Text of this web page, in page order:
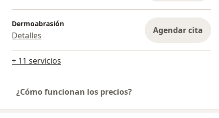
Dermoabrasión
Detalles Agendar cita
+ 11 servicios
¿Cómo funcionan los precios?